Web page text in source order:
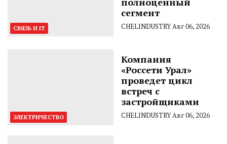
СВЯЗЬ И IT
сегмент
CHELINDUSTRYАвг 06, 2026
ЭЛЕКТРИЧЕСТВО
Компания
«Россети Урал»
проведет цикл
встреч с
застройщиками
CHELINDUSTRYАвг 06, 2026